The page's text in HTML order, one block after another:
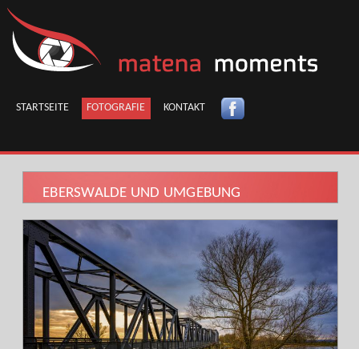
STARTSEITE FOTOGRAFIE KONTAKT
EBERSWALDE UND UMGEBUNG